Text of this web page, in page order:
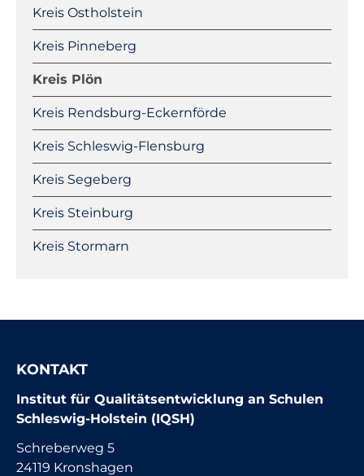
Kreis Ostholstein
Kreis Pinneberg
Kreis Plön
Kreis Rendsburg-Eckernförde
Kreis Schleswig-Flensburg
Kreis Segeberg
Kreis Steinburg
Kreis Stormarn
KONTAKT
Institut für Qualitätsentwicklung an Schulen
Schleswig-Holstein (IQSH)
Schreberweg 5
24119 Kronshagen